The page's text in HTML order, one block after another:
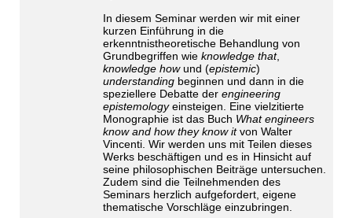
In diesem Seminar werden wir mit einer
kurzen Einführung in die
erkenntnistheoretische Behandlung von
Grundbegriffen wie knowledge that,
knowledge howund (epistemic)
understandingbeginnen und dann in die
speziellere Debatte der engineering
epistemologyeinsteigen. Eine vielzitierte
Monographie ist das Buch What engineers
know and how they know itvon Walter
Vincenti. Wir werden uns mit Teilen dieses
Werks beschäftigen und es in Hinsicht auf
seine philosophischen Beiträge untersuchen.
Zudem sind die Teilnehmenden des
Seminars herzlich aufgefordert, eigene
thematische Vorschläge einzubringen.